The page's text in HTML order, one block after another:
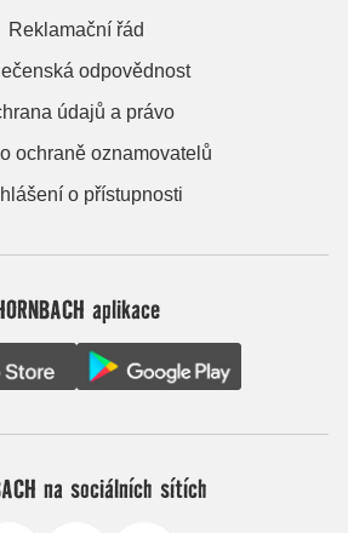
Reklamační řád
odpovědnost
údajů a právo
ochraně oznamovatelů
o přístupnosti
aplikace
na sociálních sítích